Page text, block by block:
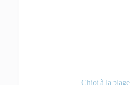
Chiot à la plage